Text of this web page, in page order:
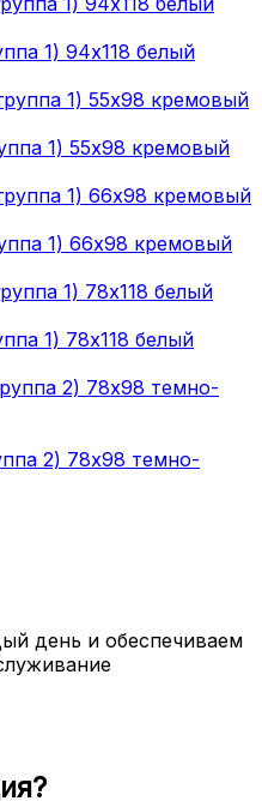
1) 94х118 белый
1) 55х98 кремовый
1) 66х98 кремовый
1) 78х118 белый
2) 78х98 темно-
день и обеспечиваем